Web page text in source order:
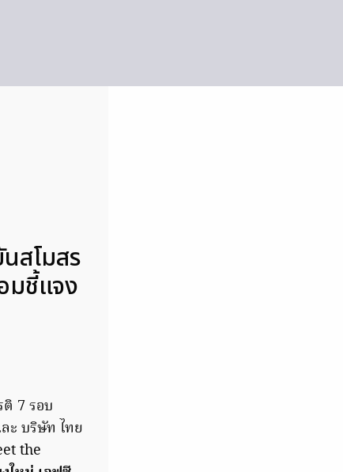
สโมสร
มชี้แจง
7 รอบ
ะ บริษัท ไทย
the